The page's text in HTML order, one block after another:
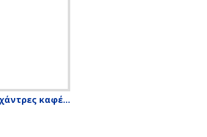
Κομπολόι χάντρες καφέ-μπεζ